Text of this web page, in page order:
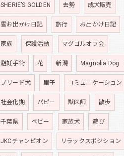
SHERIE’S GOLDEN 去勢 成犬販売
雪お出かけ日記 旅行 お出かけ日記
家族 保護活動 マグゴルオフ会
避妊手術 花 新潟 Magnolia Dog
ブリード犬 里子 コミュニケーション
社会化期 パピー 獣医師 散歩
千葉県 ベビー 家族犬 遊び
JKCチャンピオン リラックスポジション